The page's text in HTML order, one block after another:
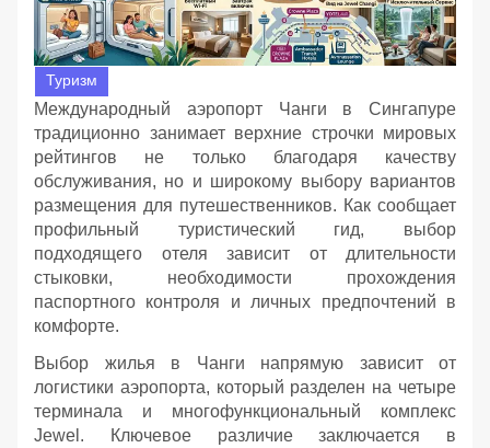
Туризм
Международный аэропорт Чанги в Сингапуре
традиционно занимает верхние строчки мировых
рейтингов не только благодаря качеству
обслуживания, но и широкому выбору вариантов
размещения для путешественников. Как сообщает
профильный туристический гид, выбор
подходящего отеля зависит от длительности
стыковки, необходимости прохождения
паспортного контроля и личных предпочтений в
комфорте.
Выбор жилья в Чанги напрямую зависит от
логистики аэропорта, который разделен на четыре
терминала и многофункциональный комплекс
Jewel. Ключевое различие заключается в